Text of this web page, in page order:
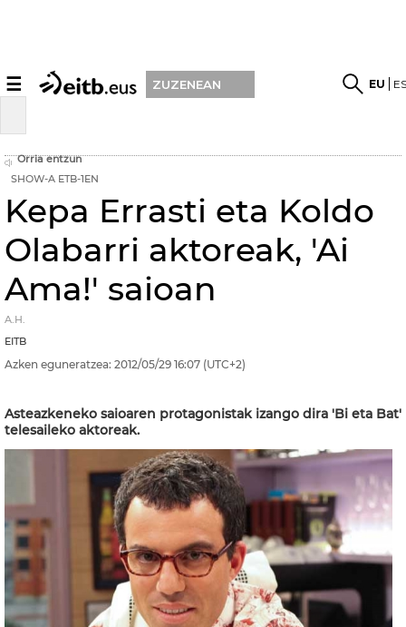
☰ ZUZENEAN EU
Orria entzun
SHOW-A ETB-1EN
Kepa Errasti eta Koldo
Olabarri aktoreak, 'Ai
Ama!' saioan
A.H.
EITB
Azken eguneratzea: 2012/05/29 16:07 (UTC+2)
Asteazkeneko saioaren protagonistak izango dira 'Bi eta Bat'
telesaileko aktoreak.